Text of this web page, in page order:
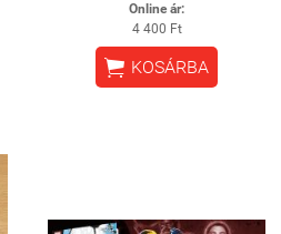
Online ár:
4 400 Ft
 KOSÁRBA